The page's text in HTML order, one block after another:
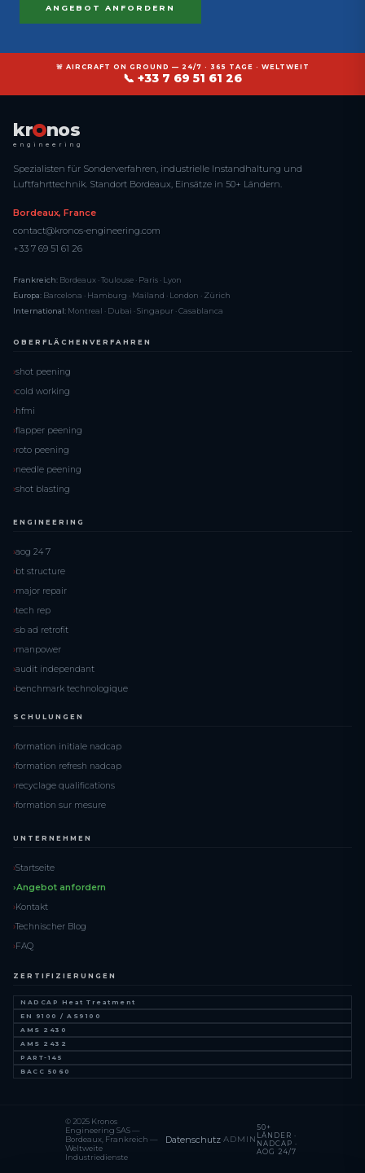
ANGEBOT ANFORDERN
🚨 AIRCRAFT ON GROUND — 24/7 · 365 TAGE · WELTWEIT
📞 +33 7 69 51 61 26
kr nos
engineering
Spezialisten für Sonderverfahren, industrielle Instandhaltung und
Luftfahrttechnik. Standort Bordeaux, Einsätze in 50+ Ländern.
Bordeaux, France
contact@kronos-engineering.com
+33 7 69 51 61 26
Frankreich: Bordeaux · Toulouse · Paris · Lyon
Europa: Barcelona · Hamburg · Mailand · London · Zürich
International: Montreal · Dubai · Singapur · Casablanca
OBERFLÄCHENVERFAHREN
shot peening
cold working
hfmi
flapper peening
roto peening
needle peening
shot blasting
ENGINEERING
aog 24 7
bt structure
major repair
tech rep
sb ad retrofit
manpower
audit independant
benchmark technologique
SCHULUNGEN
formation initiale nadcap
formation refresh nadcap
recyclage qualifications
formation sur mesure
UNTERNEHMEN
Startseite
Angebot anfordern
Kontakt
Technischer Blog
FAQ
ZERTIFIZIERUNGEN
NADCAP Heat Treatment
EN 9100 / AS9100
AMS 2430
AMS 2432
PART-145
BACC 5060
© 2025 Kronos
Engineering SAS —
Bordeaux, Frankreich —
Weltweite
Industriedienste
Datenschutz·ADMIN
50+
LÄNDER ·
NADCAP ·
AOG 24/7